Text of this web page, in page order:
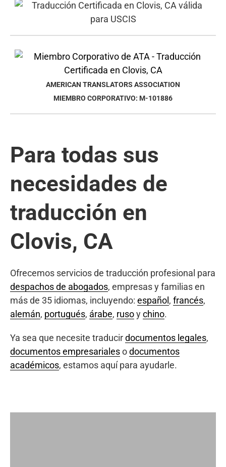
AMERICAN TRANSLATORS ASSOCIATION
MIEMBRO CORPORATIVO: M-101886
Para todas sus
necesidades de
traducción en
Clovis, CA
Ofrecemos servicios de traducción profesional para
despachos de abogados, empresas y familias en
más de 35 idiomas, incluyendo: español , francés,
alemán, portugués, árabe, rusoychino.
Ya sea que necesite traducirdocumentos legales,
documentos empresarialesodocumentos
académicos, estamos aquí para ayudarle.